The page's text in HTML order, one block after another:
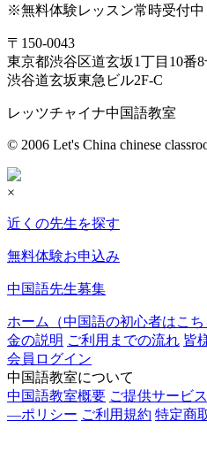
※無料体験レッスン常時受付中
〒150-0043
東京都渋谷区道玄坂1丁目10番
渋谷道玄坂東急ビル2F-C
レッツチャイナ中国語教室
© 2006 Let's China chinese
×
近くの先生を探す
無料体験お申込み
中国語先生募集
ホーム（中国語の初心者はこち
金の説明 ご利用までの流れ 皆
会員ログイン
中国語教室について
中国語教室概要 ご提供サービ
―ポリシー ご利用規約 特定商